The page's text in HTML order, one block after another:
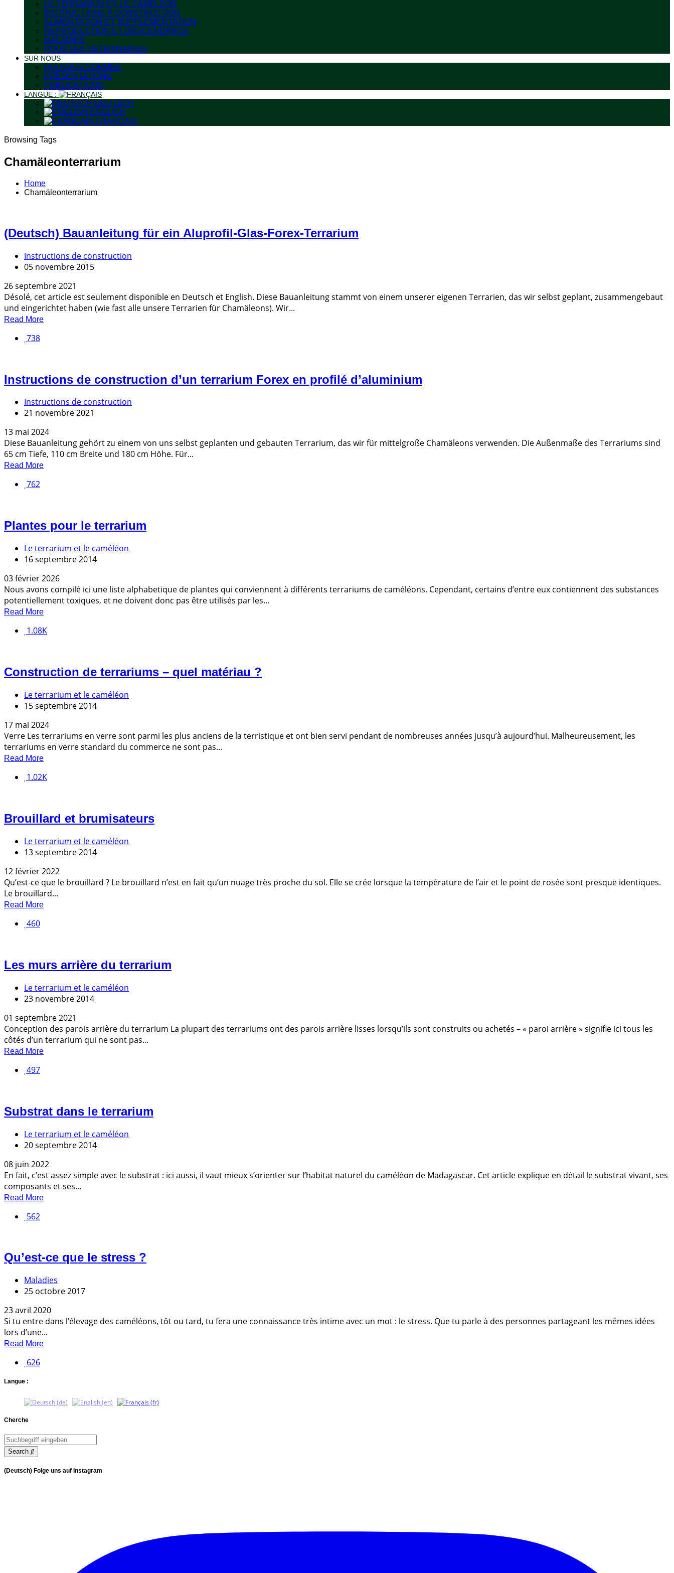
LE TERRARIUM ET LE CAMÉLÉON
INSTRUCTIONS À CONSTRUCTION
ALIMENTATION ET SUPPLEMENTATION
REPRODUCTION ET DESCENDANCE
MALADIES
POUR LES VÉTÉRINAIRES
SUR NOUS
QUI NOUS SOMMES
PRÉSENTATIONS
PUBLICATIONS
LANGUE :
DEUTSCH
ENGLISH
FRANÇAIS
Browsing Tags
Chamäleonterrarium
Home
Chamäleonterrarium
(Deutsch) Bauanleitung für ein Aluprofil-Glas-Forex-Terrarium
Instructions de construction
05 novembre 2015
26 septembre 2021
Désolé, cet article est seulement disponible en Deutsch et English. Diese Bauanleitung stammt von einem unserer eigenen Terrarien, das wir selbst geplant, zusammengebaut
und eingerichtet haben (wie fast alle unsere Terrarien für Chamäleons). Wir...
Read More
738
Instructions de construction d’un terrarium Forex en profilé d’aluminium
Instructions de construction
21 novembre 2021
13 mai 2024
Diese Bauanleitung gehört zu einem von uns selbst geplanten und gebauten Terrarium, das wir für mittelgroße Chamäleons verwenden. Die Außenmaße des Terrariums sind
65 cm Tiefe, 110 cm Breite und 180 cm Höhe. Für...
Read More
762
Plantes pour le terrarium
Le terrarium et le caméléon
16 septembre 2014
03 février 2026
Nous avons compilé ici une liste alphabetique de plantes qui conviennent à différents terrariums de caméléons. Cependant, certains d’entre eux contiennent des substances
potentiellement toxiques, et ne doivent donc pas être utilisés par les...
Read More
1.08K
Construction de terrariums – quel matériau ?
Le terrarium et le caméléon
15 septembre 2014
17 mai 2024
Verre Les terrariums en verre sont parmi les plus anciens de la terristique et ont bien servi pendant de nombreuses années jusqu’à aujourd’hui. Malheureusement, les
terrariums en verre standard du commerce ne sont pas...
Read More
1.02K
Brouillard et brumisateurs
Le terrarium et le caméléon
13 septembre 2014
12 février 2022
Qu’est-ce que le brouillard ? Le brouillard n’est en fait qu’un nuage très proche du sol. Elle se crée lorsque la température de l’air et le point de rosée sont presque identiques.
Le brouillard...
Read More
460
Les murs arrière du terrarium
Le terrarium et le caméléon
23 novembre 2014
01 septembre 2021
Conception des parois arrière du terrarium La plupart des terrariums ont des parois arrière lisses lorsqu’ils sont construits ou achetés – « paroi arrière » signifie ici tous les
côtés d’un terrarium qui ne sont pas...
Read More
497
Substrat dans le terrarium
Le terrarium et le caméléon
20 septembre 2014
08 juin 2022
En fait, c’est assez simple avec le substrat : ici aussi, il vaut mieux s’orienter sur l’habitat naturel du caméléon de Madagascar. Cet article explique en détail le substrat vivant, ses
composants et ses...
Read More
562
Qu’est-ce que le stress ?
Maladies
25 octobre 2017
23 avril 2020
Si tu entre dans l’élevage des caméléons, tôt ou tard, tu fera une connaissance très intime avec un mot : le stress. Que tu parle à des personnes partageant les mêmes idées
lors d’une...
Read More
626
Langue :
Cherche
Search
(Deutsch) Folge uns auf Instagram